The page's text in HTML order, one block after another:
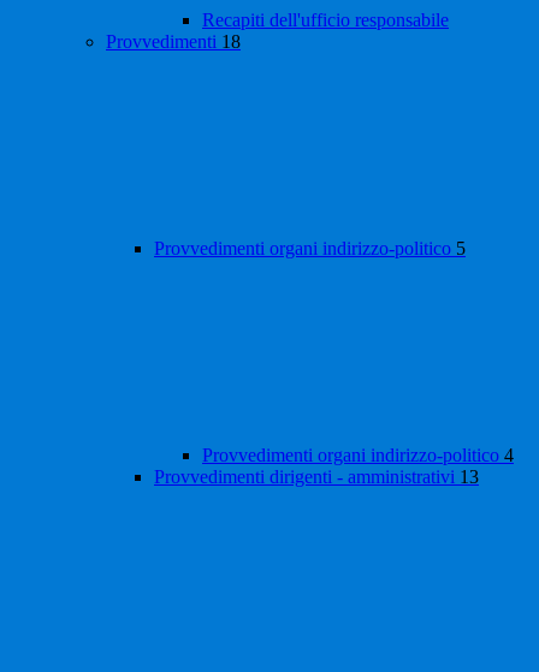
Recapiti dell'ufficio responsabile
Provvedimenti 18
Provvedimenti organi indirizzo-politico 5
Provvedimenti organi indirizzo-politico 4
Provvedimenti dirigenti - amministrativi 13